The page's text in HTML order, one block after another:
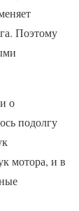
Поэтому
о
подолгу
мотора, и в